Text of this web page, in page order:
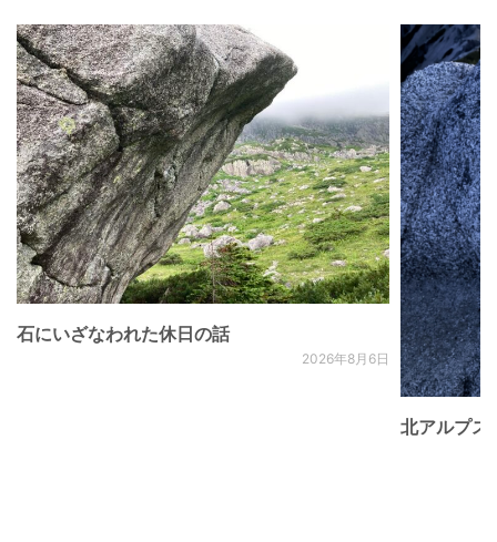
石にいざなわれた休日の話
2026年8月6日
北アルプ